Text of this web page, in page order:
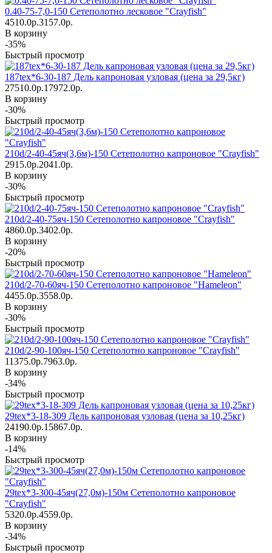
0.40-75-7,0-150 Сетеполотно лесковое "Crayfish"
4510.0р.3157.0р.
В корзину
-35%
Быстрый просмотр
187tex*6-30-187 Дель капроновая узловая (цена за 29,5кг)
27510.0р.17972.0р.
В корзину
-30%
Быстрый просмотр
210d/2-40-45яч(3,6м)-150 Сетеполотно капроновое "Crayfish"
2915.0р.2041.0р.
В корзину
-30%
Быстрый просмотр
210d/2-40-75яч-150 Сетеполотно капроновое "Crayfish"
4860.0р.3402.0р.
В корзину
-20%
Быстрый просмотр
210d/2-70-60яч-150 Сетеполотно капроновое "Hameleon"
4455.0р.3558.0р.
В корзину
-30%
Быстрый просмотр
210d/2-90-100яч-150 Сетеполотно капроновое "Crayfish"
11375.0р.7963.0р.
В корзину
-34%
Быстрый просмотр
29tex*3-18-309 Дель капроновая узловая (цена за 10,25кг)
24190.0р.15867.0р.
В корзину
-14%
Быстрый просмотр
29tex*3-300-45яч(27,0м)-150м Сетеполотно капроновое
"Crayfish"
5320.0р.4559.0р.
В корзину
-34%
Быстрый просмотр